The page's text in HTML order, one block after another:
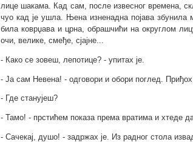
лице шакама. Кад сам, после извесног времена,
чуо кад је ушла. Њена изненадна појава збунила
била коврџава и црна, обрашчићи на округлом
очи, велике, смеђе, сјајне...
- Како се зовеш, лепотице? - упитах је.
- Ја сам Невена! - одговори и обори поглед. Приђох
- Где станујеш?
- Тамо! - прстићем показа према вратима и хтеде
- Сачекај, душо! - задржах је. Из радног стола